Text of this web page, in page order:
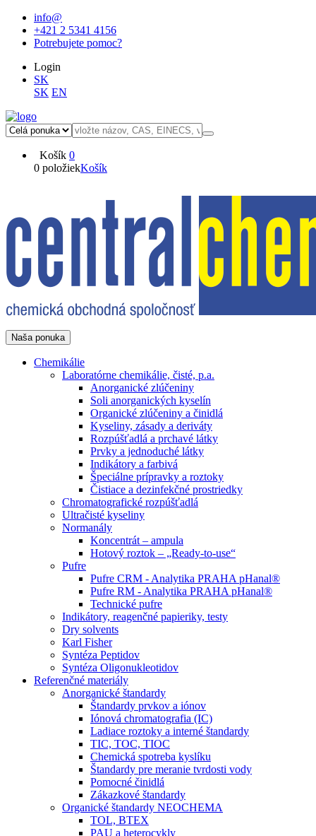
info@
+421 2 5341 4156
Potrebujete pomoc?
Login
SK
SK EN
Košík 0
0 položiekKošík
Naša ponuka
Chemikálie
Laboratórne chemikálie, čisté, p.a.
Anorganické zlúčeniny
Soli anorganických kyselín
Organické zlúčeniny a činidlá
Kyseliny, zásady a deriváty
Rozpúšťadlá a prchavé látky
Prvky a jednoduché látky
Indikátory a farbivá
Špeciálne prípravky a roztoky
Čistiace a dezinfekčné prostriedky
Chromatografické rozpúšťadlá
Ultračisté kyseliny
Normanály
Koncentrát – ampula
Hotový roztok – „Ready-to-use“
Pufre
Pufre CRM - Analytika PRAHA pHanal®
Pufre RM - Analytika PRAHA pHanal®
Technické pufre
Indikátory, reagenčné papieriky, testy
Dry solvents
Karl Fisher
Syntéza Peptidov
Syntéza Oligonukleotidov
Referenčné materiály
Anorganické štandardy
Štandardy prvkov a iónov
Iónová chromatografia (IC)
Ladiace roztoky a interné štandardy
TIC, TOC, TIOC
Chemická spotreba kyslíku
Štandardy pre meranie tvrdosti vody
Pomocné činidlá
Zákazkové štandardy
Organické štandardy NEOCHEMA
TOL, BTEX
PAU a heterocykly